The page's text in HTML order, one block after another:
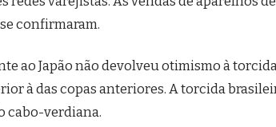
confirmaram.
ao Japão não devolveu otimismo à
à das copas anteriores. A torcida
cabo-verdiana.